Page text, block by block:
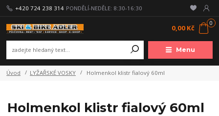
Menu
+420 724 238 314 PONDĚLÍ-NEDĚLE: 8:30-16:30
0
0,00 Kč
Úvod LYŽAŘSKÉ VOSKY Holmenkol klistr fialový 60ml
Holmenkol klistr fialový 60ml